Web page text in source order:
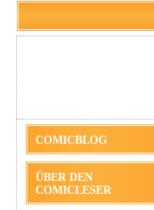
COMICBLOG
ÜBER DEN
COMICLESER